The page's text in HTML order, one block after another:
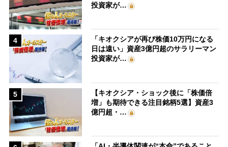
投資家が…
4
「キオクシアが再び株価10万円になる
日は遠い」資産3億円超のサラリーマン
投資家が…
5
【キオクシア・ショック後に「株価倍
増」も期待できる注目銘柄5選】資産3
億円超・…